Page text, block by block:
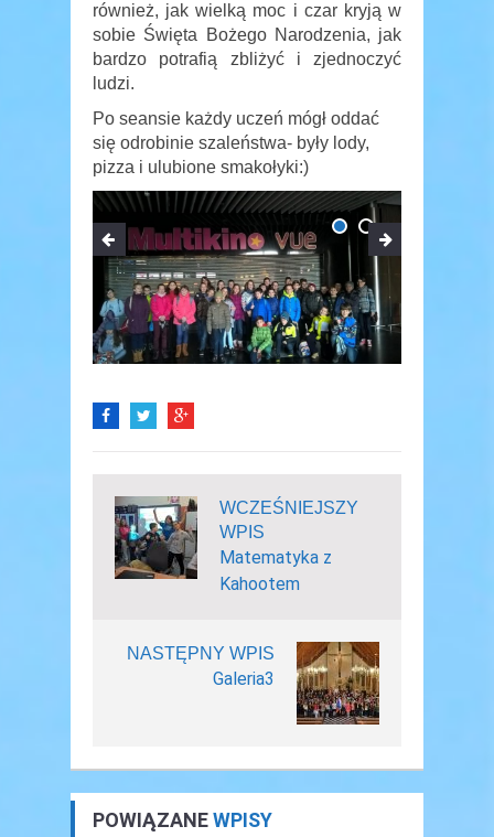
również, jak wielką moc i czar kryją w
sobie Święta Bożego Narodzenia, jak
bardzo potrafią zbliżyć i zjednoczyć
ludzi.
Po seansie każdy uczeń mógł oddać
się odrobinie szaleństwa- były lody,
pizza i ulubione smakołyki:)
WCZEŚNIEJSZY
WPIS
Matematyka z
Kahootem
NASTĘPNY WPIS
Galeria3
POWIĄZANEWPISY